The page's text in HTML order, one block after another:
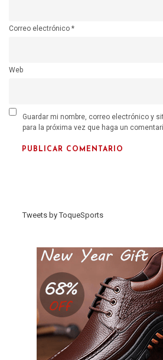
Correo electrónico *
Web
Guardar mi nombre, correo electrónico y
para la próxima vez que haga un
Tweets by ToqueSports